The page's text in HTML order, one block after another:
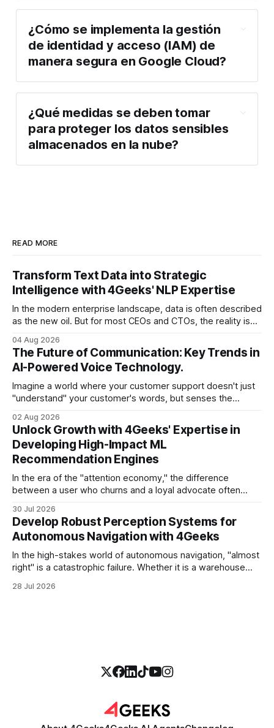
¿Cómo se implementa la gestión
de identidad y acceso (IAM) de
manera segura en Google Cloud?
¿Qué medidas se deben tomar
para proteger los datos sensibles
almacenados en la nube?
READ MORE
Transform Text Data into Strategic
Intelligence with 4Geeks' NLP Expertise
In the modern enterprise landscape, data is often described
as the new oil. But for most CEOs and CTOs, the reality is
swamp of unstructured text. Emails, customer support
tickets, Slack threads, social media mentions, and PDF
reports contain
04 Aug 2026
The Future of Communication: Key Trends in
AI-Powered Voice Technology.
Imagine a world where your customer support doesn't just
"understand" your customer's words, but senses the
more empathetic, and solves a complex billing dispute in
thirty seconds—all without a human agent
02 Aug 2026
Unlock Growth with 4Geeks' Expertise in
Developing High-Impact ML
Recommendation Engines
In the era of the "attention economy," the difference
between a user who churns and a loyal advocate often
exactly what they were looking for without having to search
for it. For high-growth SaaS companies and enterprises,
30 Jul 2026
Develop Robust Perception Systems for
Autonomous Navigation with 4Geeks
In the high-stakes world of autonomous navigation, "almost
right" is a catastrophic failure. Whether it is a warehouse
sophisticated delivery drone navigating urban canyons, the
28 Jul 2026